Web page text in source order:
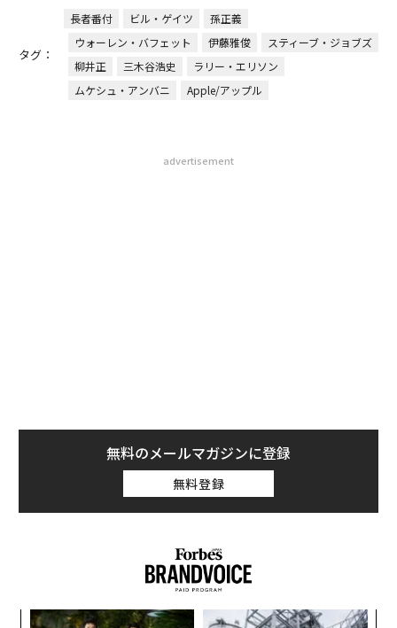
タグ：
長者番付 ビル・ゲイツ
孫正義
ウォーレン・バフェット
伊藤雅俊
スティーブ・ジョブズ
柳井正
三木谷浩史
ラリー・エリソン
ムケシュ・アンバニ
Apple/アップル
advertisement
無料のメールマガジンに登録
無料登録